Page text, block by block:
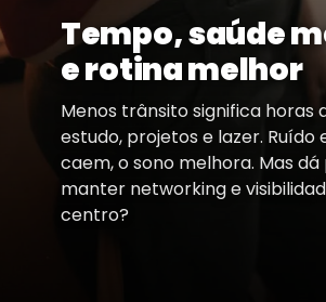
Tempo, saúde
e rotina melhor
Menos trânsito significa horas
estudo, projetos e lazer. Ruído
caem, o sono melhora. Mas
manter networking e
centro?